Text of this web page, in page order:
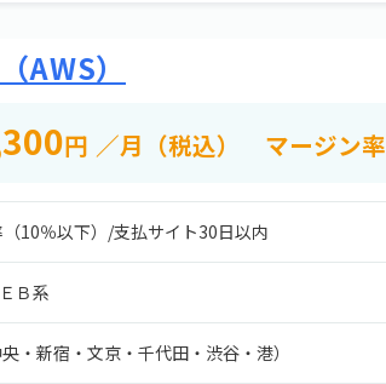
AWS）
円 ／月（税込） マージン率
10％以下） /支払サイト30日以内
Ｂ系
・新宿・文京・千代田・渋谷・港）